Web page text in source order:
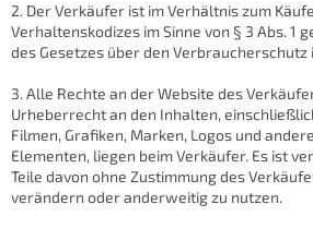
2. Der Verkäufer ist im Verhältnis zum
Verhaltenskodizes im Sinne von § 3 Abs. 1
des Gesetzes über den Verbraucherschutz
3. Alle Rechte an der Website des
Urheberrecht an den Inhalten,
Filmen, Grafiken, Marken, Logos und
Elementen, liegen beim Verkäufer. Es ist
Teile davon ohne Zustimmung des
verändern oder anderweitig zu nutzen.